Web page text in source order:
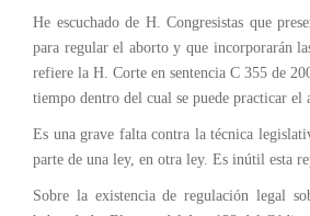
He escuchado de H. Congresistas que
para regular el aborto y que incorporarán
refiere la H. Corte en sentencia C 355 de
tiempo dentro del cual se puede practicar el
Es una grave falta contra la técnica
parte de una ley, en otra ley. Es inútil esta
Sobre la existencia de regulación legal